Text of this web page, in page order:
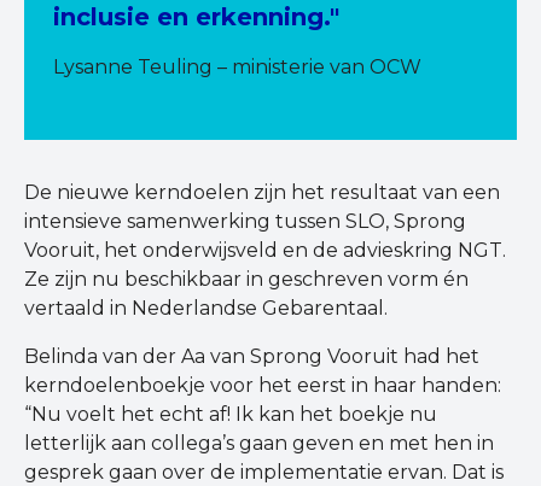
inclusie en erkenning."
Lysanne Teuling – ministerie van OCW
De nieuwe kerndoelen zijn het resultaat van een
intensieve samenwerking tussen SLO, Sprong
Vooruit, het onderwijsveld en de advieskring NGT.
Ze zijn nu beschikbaar in geschreven vorm én
vertaald in Nederlandse Gebarentaal.
Belinda van der Aa van Sprong Vooruit had het
kerndoelenboekje voor het eerst in haar handen:
“Nu voelt het echt af! Ik kan het boekje nu
letterlijk aan collega’s gaan geven en met hen in
gesprek gaan over de implementatie ervan. Dat is